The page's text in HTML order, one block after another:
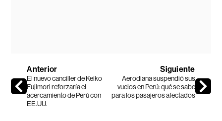
Anterior
El nuevo canciller de Keiko
Fujimori reforzaría el
acercamiento de Perú con
EE.UU.
Siguiente
Aerodiana suspendió sus
vuelos en Perú: qué se sabe
para los pasajeros afectados